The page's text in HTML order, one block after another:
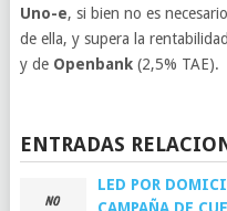
Uno-e, si bien no es
de ella, y supera la
y de Openbank(2,5% TAE).
ENTRADAS
LED POR